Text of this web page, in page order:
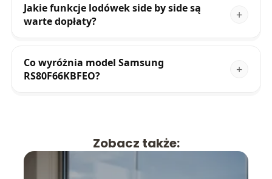
Jakie funkcje lodówek side by side są
warte dopłaty?
Co wyróżnia model Samsung
RS80F66KBFEO?
Zobacz także: